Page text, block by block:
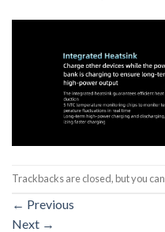
Trackbacks are closed, but you can
← Previous
Next →